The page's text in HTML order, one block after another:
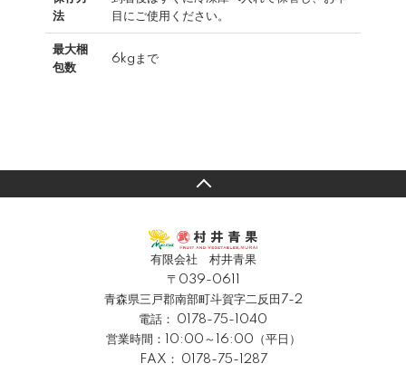
法
目にご使用ください。
最大梱
包数
6kgまで
有限会社 村井青果
〒039-0611
青森県三戸郡南部町斗賀字二反田7-2
電話： 0178-75-1040
営業時間：10:00～16:00（平日）
FAX： 0178-75-1287